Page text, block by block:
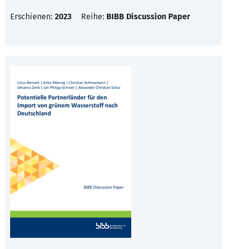
Erschienen: 2023 Reihe: BIBB Discussion Paper